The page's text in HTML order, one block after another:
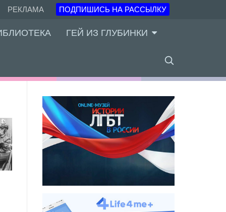
РЕКЛАМА ПОДПИШИСЬ НА РАССЫЛКУ
ГЕЙ ИЗ ГЛУБИНКИ